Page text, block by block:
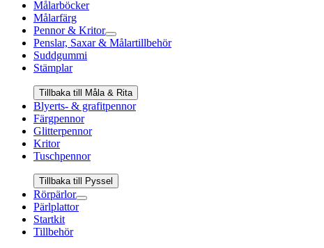
Målarböcker
Målarfärg
Pennor & Kritor
Penslar, Saxar & Målartillbehör
Suddgummi
Stämplar
Tillbaka till Måla & Rita
Blyerts- & grafitpennor
Färgpennor
Glitterpennor
Kritor
Tuschpennor
Tillbaka till Pyssel
Rörpärlor
Pärlplattor
Startkit
Tillbehör